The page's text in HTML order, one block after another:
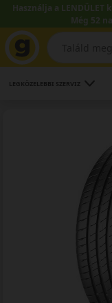
Használja a
Még 52
LEGKÖZELEBBI SZERVIZ